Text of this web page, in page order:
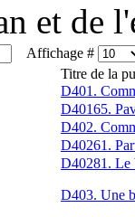
et de
Affichage #
Titre de la
D401.
D40165.
D402.
D40261.
D40281. Le
D403. Une